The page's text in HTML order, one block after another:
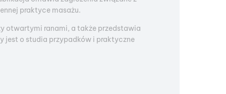
praktyce masażu.
otwartymi ranami, a także przedstawia
jest o studia przypadków i praktyczne